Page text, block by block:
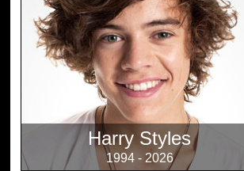
Harry Styles
1994 - 2026